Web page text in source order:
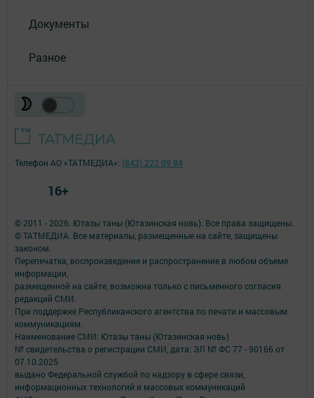
Документы
Разное
© 2011 - 2026. Ютазы таны (Ютазинская новь). Все права защищены.
© ТАТМЕДИА. Все материалы, размещенные на сайте, защищены
законом.
Перепечатка, воспроизведение и распространение в любом объеме
информации,
размещенной на сайте, возможна только с письменного согласия
редакций СМИ.
При поддержке Республиканского агентства по печати и массовым
коммуникациям.
Наименование СМИ: Ютазы таны (Ютазинская новь)
№ свидетельства о регистрации СМИ, дата: ЭЛ № ФС 77 - 90166 от
07.10.2025
выдано Федеральной службой по надзору в сфере связи,
информационных технологий и массовых коммуникаций
Телефон АО «ТАТМЕДИА»: (843) 222 09 84
16+